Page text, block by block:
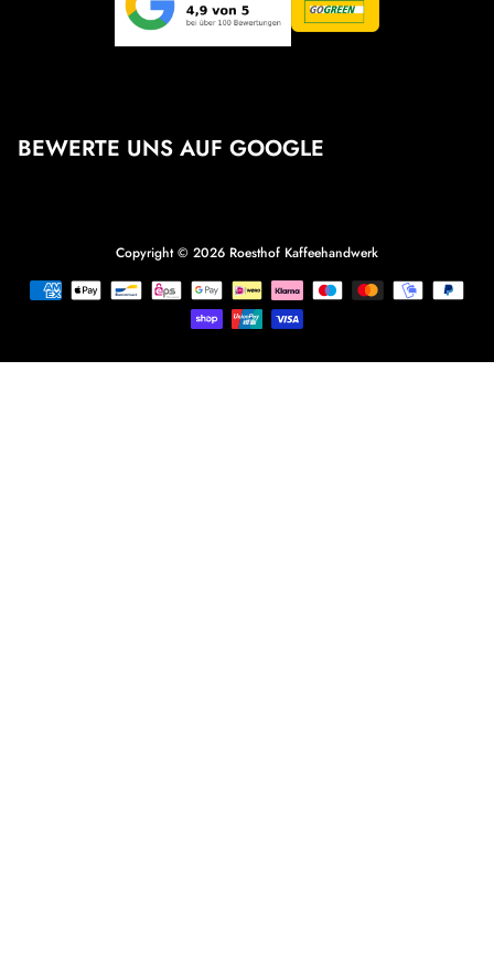
BEWERTE UNS AUF GOOGLE
Copyright © 2026 Roesthof Kaffeehandwerk
Zahlungsmethoden